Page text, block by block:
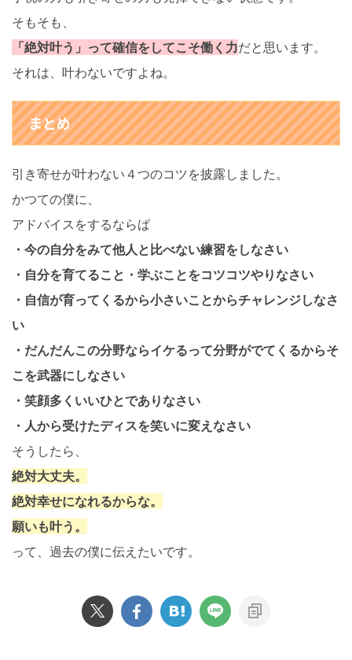
そもそも、
「絶対叶う」って確信をしてこそ働く力だと思います。
それは、叶わないですよね。
まとめ
引き寄せが叶わない４つのコツを披露しました。
かつての僕に、
アドバイスをするならば
・今の自分をみて他人と比べない練習をしなさい
・自分を育てること・学ぶことをコツコツやりなさい
・自信が育ってくるから小さいことからチャレンジしなさ
い
・だんだんこの分野ならイケるって分野がでてくるからそ
こを武器にしなさい
・笑顔多くいいひとでありなさい
・人から受けたディスを笑いに変えなさい
そうしたら、
絶対大丈夫。
絶対幸せになれるからな。
願いも叶う。
って、過去の僕に伝えたいです。